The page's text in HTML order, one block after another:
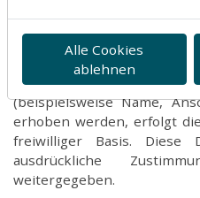
Die Nutzung unserer
Angabe
unseren Seiten
(beispielsweise Name,
erhoben werden, erfolgt
freiwilliger Basis. Diese
ausdrückliche
weitergegeben.
Alle Cookies
ablehnen